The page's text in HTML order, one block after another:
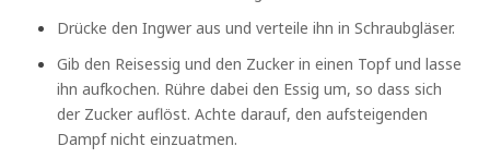
Drücke den Ingwer aus und verteile ihn in Schraubgläser.
Gib den Reisessig und den Zucker in einen Topf und lasse
ihn aufkochen. Rühre dabei den Essig um, so dass sich
der Zucker auflöst. Achte darauf, den aufsteigenden
Dampf nicht einzuatmen.